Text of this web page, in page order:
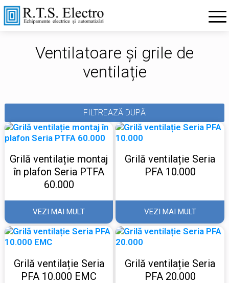
Ventilatoare și grile de
ventilație
FILTREAZĂ DUPĂ
Grilă ventilație montaj
în plafon Seria PTFA
60.000
VEZI MAI MULT
Grilă ventilație Seria
PFA 10.000
VEZI MAI MULT
Grilă ventilație Seria
PFA 10.000 EMC
Grilă ventilație Seria
PFA 20.000